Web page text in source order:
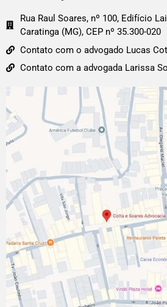
Rua Raul Soares, nº 100, Edifício
Caratinga (MG), CEP nº 35.300-020
Contato com o advogado Lucas
Contato com a advogada Larissa